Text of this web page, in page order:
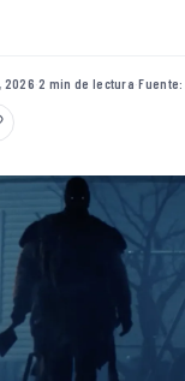
2026·2 min de lectura·Fuente: